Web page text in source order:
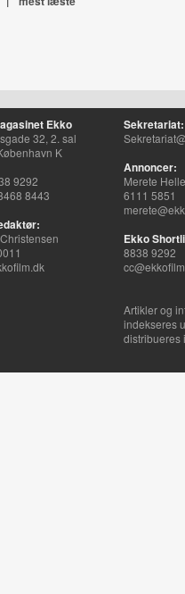
Ekko
32, 2. sal
K
9292
8443
Sekretariat:
Annoncer:
Merete
6111 5851
Ekko
8838 9292
Artikler og
indekseres
distribueres